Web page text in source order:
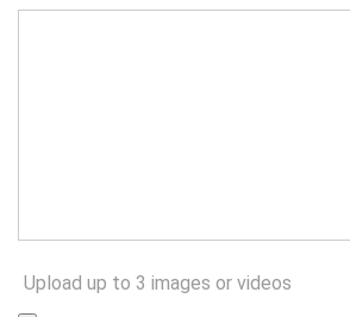
Upload up to 3 images or videos